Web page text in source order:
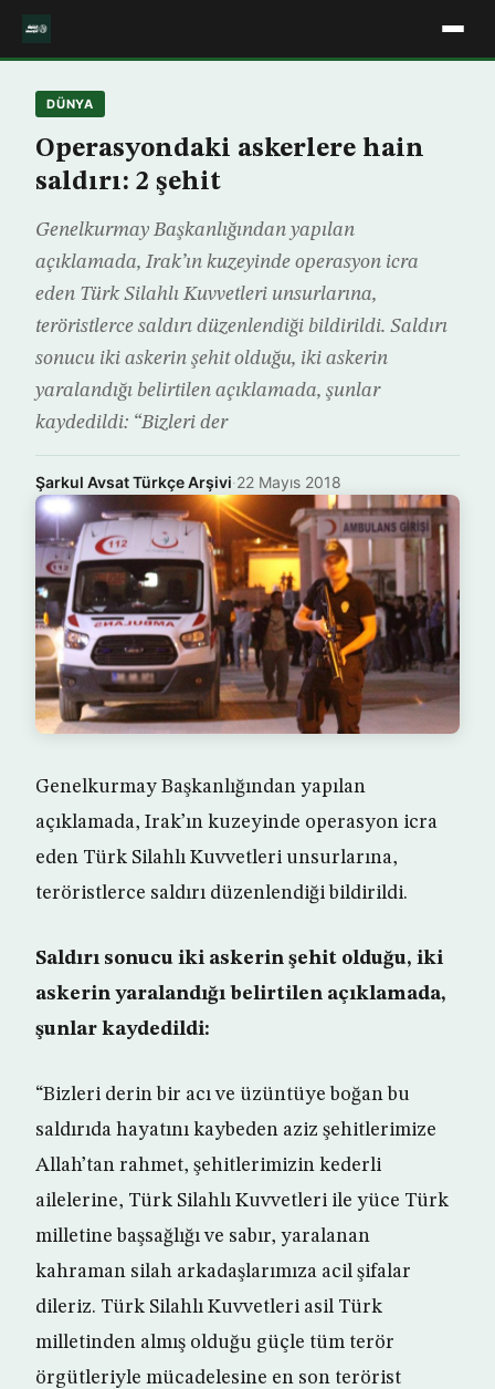
DÜNYA
Operasyondaki askerlere hain
saldırı: 2 şehit
Genelkurmay Başkanlığından yapılan
açıklamada, Irak’ın kuzeyinde operasyon icra
eden Türk Silahlı Kuvvetleri unsurlarına,
teröristlerce saldırı düzenlendiği bildirildi. Saldırı
sonucu iki askerin şehit olduğu, iki askerin
yaralandığı belirtilen açıklamada, şunlar
kaydedildi: “Bizleri der
Şarkul Avsat Türkçe Arşivi·22 Mayıs 2018
Genelkurmay Başkanlığından yapılan
açıklamada, Irak’ın kuzeyinde operasyon icra
eden Türk Silahlı Kuvvetleri unsurlarına,
teröristlerce saldırı düzenlendiği bildirildi.
Saldırı sonucu iki askerin şehit olduğu, iki
askerin yaralandığı belirtilen açıklamada,
şunlar kaydedildi:
“Bizleri derin bir acı ve üzüntüye boğan bu
saldırıda hayatını kaybeden aziz şehitlerimize
Allah’tan rahmet, şehitlerimizin kederli
ailelerine, Türk Silahlı Kuvvetleri ile yüce Türk
milletine başsağlığı ve sabır, yaralanan
kahraman silah arkadaşlarımıza acil şifalar
dileriz. Türk Silahlı Kuvvetleri asil Türk
milletinden almış olduğu güçle tüm terör
örgütleriyle mücadelesine en son terörist